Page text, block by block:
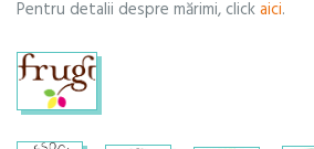
Pentru detalii despre mărimi, clickaici.